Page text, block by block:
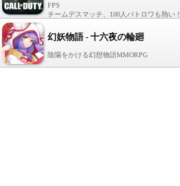
FPS
チームデスマッチ、100人バトロワも熱い！
幻妖物語 - 十六夜の輪廻
陰陽をかける幻想物語MMORPG